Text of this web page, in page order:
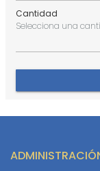
Cantidad
Selecciona una